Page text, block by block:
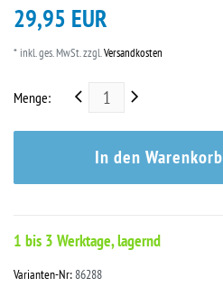
29,95 EUR
* inkl. ges. MwSt. zzgl.Versandkosten
Menge:
In den Warenkorb
1 bis 3 Werktage, lagernd
Varianten-Nr:86288